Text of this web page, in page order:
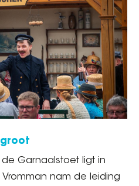
Garnaalstoet ligt in
Vromman nam de leiding